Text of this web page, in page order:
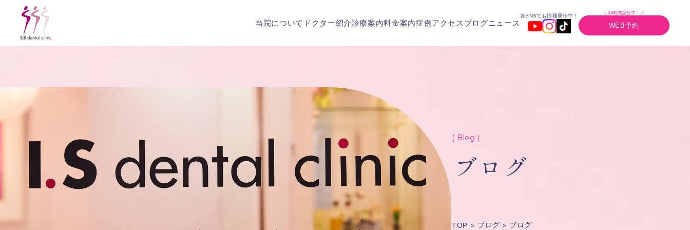
当院について ドクター紹介診療案内料金案内症例アクセス ブログニュース
各SNSでも情報発信中！
＼24時間受付中！／
WEB予約
( Blog )
ブログ
TOP ブログ ブログ